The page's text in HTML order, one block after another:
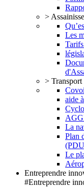
>
Les
> Transport
aide
La
Plan
Le
Entreprendre
#Entreprendre